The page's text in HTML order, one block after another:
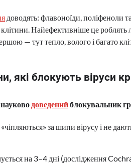
доводять: флавоноїди, поліфеноли
Найефективніше це роблять
— тут тепло, волого і багато
які блокують віруси
доведенийблокувальник
за шипи вірусу і не
на 3–4 дні (дослідження